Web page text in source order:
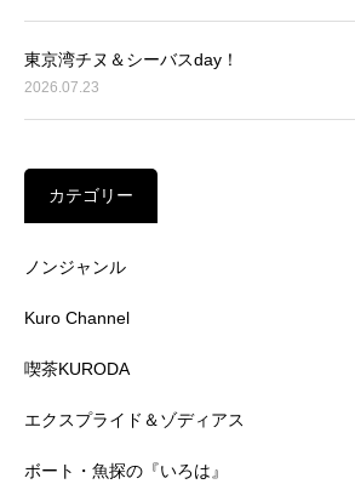
東京湾チヌ＆シーバスday！
2026.07.23
カテゴリー
ノンジャンル
Kuro Channel
喫茶KURODA
エクスプライド＆ゾディアス
ボート・魚探の『いろは』